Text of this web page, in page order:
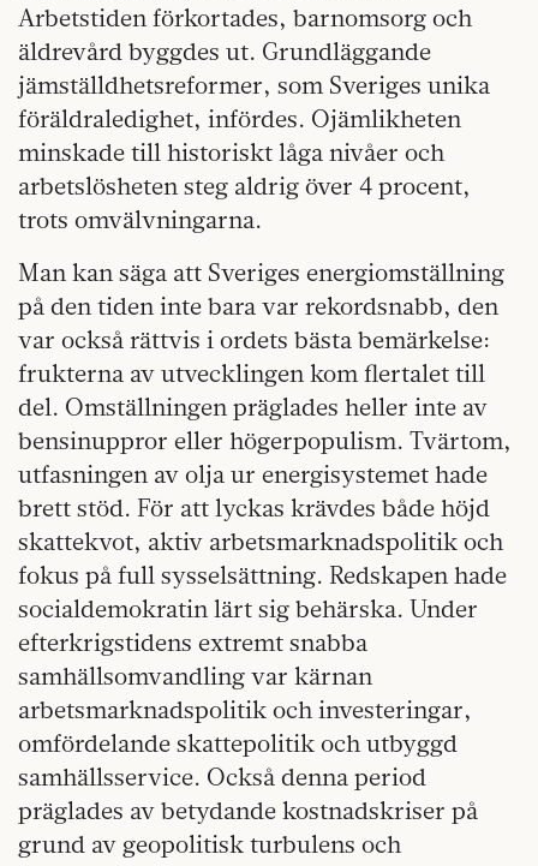
Arbetstiden förkortades, barnomsorg och
äldrevård byggdes ut. Grundläggande
jämställdhetsreformer, som Sveriges unika
föräldraledighet, infördes. Ojämlikheten
minskade till historiskt låga nivåer och
arbetslösheten steg aldrig över 4 procent,
trots omvälvningarna.
Man kan säga att Sveriges energiomställning
på den tiden inte bara var rekordsnabb, den
var också rättvis i ordets bästa bemärkelse:
frukterna av utvecklingen kom flertalet till
del. Omställningen präglades heller inte av
bensinuppror eller högerpopulism. Tvärtom,
utfasningen av olja ur energisystemet hade
brett stöd. För att lyckas krävdes både höjd
skattekvot, aktiv arbetsmarknadspolitik och
fokus på full sysselsättning. Redskapen hade
socialdemokratin lärt sig behärska. Under
efterkrigstidens extremt snabba
samhällsomvandling var kärnan
arbetsmarknadspolitik och investeringar,
omfördelande skattepolitik och utbyggd
samhällsservice. Också denna period
präglades av betydande kostnadskriser på
grund av geopolitisk turbulens och